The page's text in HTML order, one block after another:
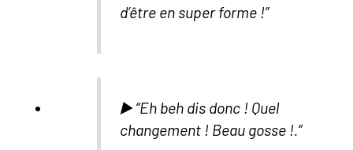
d’être en super forme !”
▶️ “Eh beh dis donc ! Quel
changement ! Beau gosse !.”